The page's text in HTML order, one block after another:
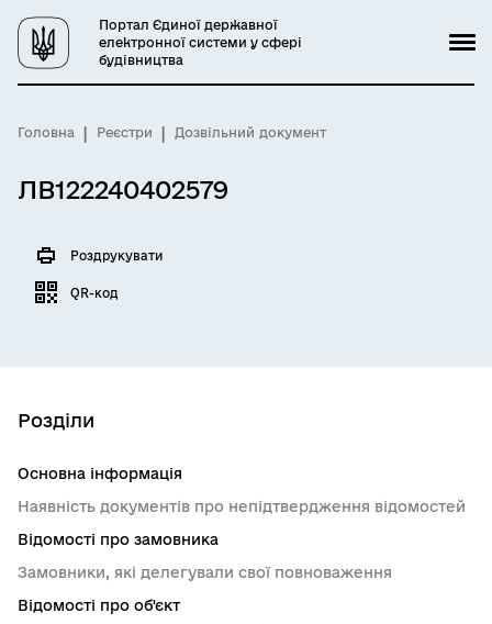
Портал Єдиної державної
електронної системи у сфері
будівництва
Головна Реєстри Дозвільний документ
ЛВ122240402579
Роздрукувати
QR-код
Розділи
Основна інформація
Наявність документів про непідтвердження відомостей
Відомості про замовника
Замовники, які делегували свої повноваження
Відомості про об'єкт